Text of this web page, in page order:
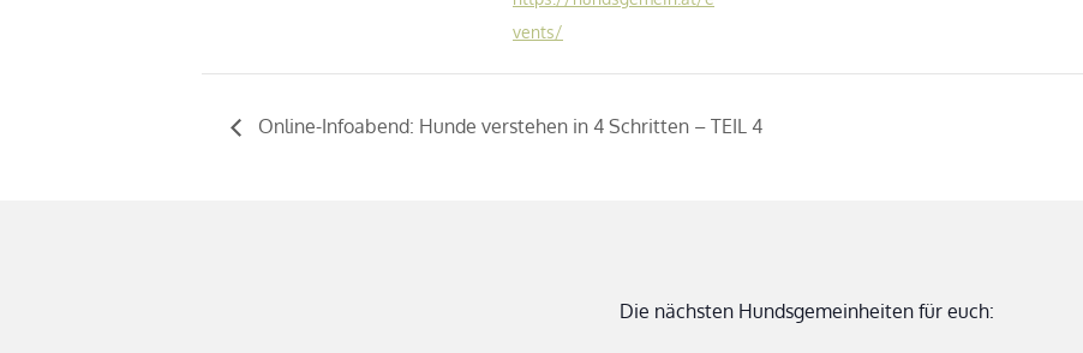
vents/
Online-Infoabend: Hunde verstehen in 4 Schritten – TEIL 4
Die nächsten Hundsgemeinheiten für euch: